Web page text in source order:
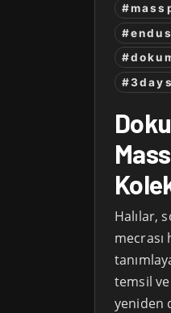
Halılar,
temsil
yeniden